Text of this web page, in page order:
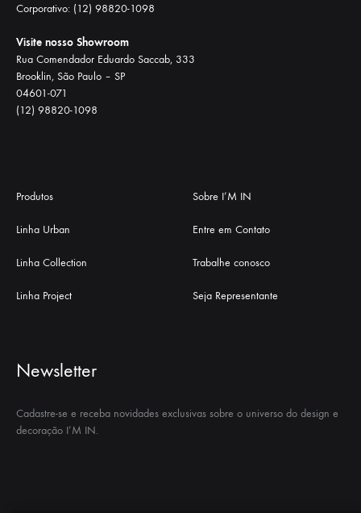
Corporativo: (12) 98820-1098
Visite nosso Showroom
Rua Comendador Eduardo Saccab, 333
Brooklin, São Paulo – SP
04601-071
(12) 98820-1098
Produtos
Linha Urban
Linha Collection
Linha Project
Sobre I’M IN
Entre em Contato
Trabalhe conosco
Seja Representante
Newsletter
Cadastre-se e receba novidades exclusivas sobre o universo do design e
decoração I’M IN.